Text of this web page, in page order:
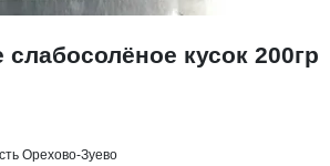
кусок 200гр
Орехово-Зуево